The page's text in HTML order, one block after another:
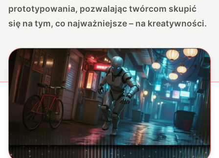
prototypowania, pozwalając twórcom skupić
się na tym, co najważniejsze – na kreatywności.